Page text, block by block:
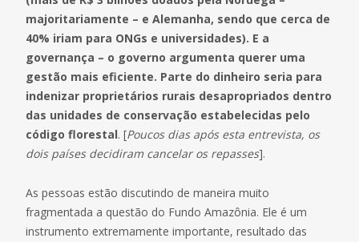
majoritariamente – e Alemanha, sendo que cerca de
40% iriam para ONGs e universidades). E a
governança – o governo argumenta querer uma
gestão mais eficiente. Parte do dinheiro seria para
indenizar proprietários rurais desapropriados dentro
das unidades de conservação estabelecidas pelo
código florestal. [Poucos dias após esta entrevista, os
dois países decidiram cancelar os repasses].
As pessoas estão discutindo de maneira muito
fragmentada a questão do Fundo Amazônia. Ele é um
instrumento extremamente importante, resultado das